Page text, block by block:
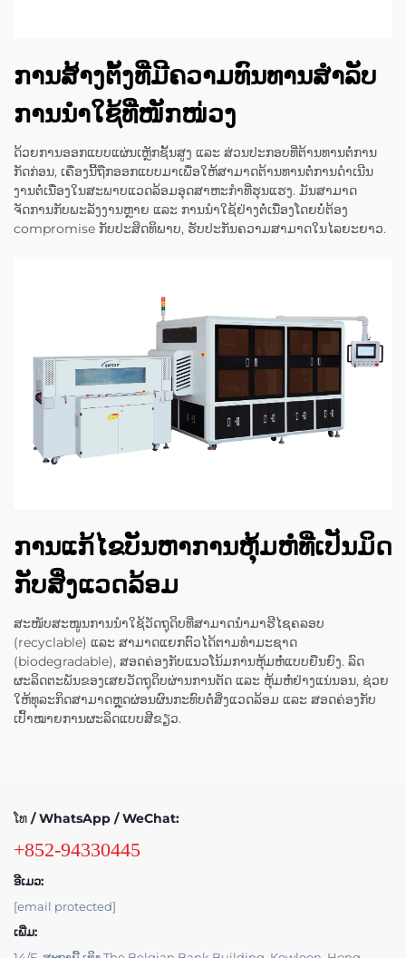
ການສ້າງຕັ້ງທີ່ມີຄວາມທົນທານສຳລັບ
ການນຳໃຊ້ທີ່ໜັກໜ່ວງ
ດ້ວຍການອອກແບບແຜ່ນເຫຼັກຊັ້ນສູງ ແລະ ສ່ວນປະກອບທີ່ຕ້ານທານຕໍ່ການ
ກັດກ່ອນ, ເຄື່ອງນີ້ຖືກອອກແບບມາເພື່ອໃຫ້ສາມາດຕ້ານທານຕໍ່ການດຳເນີນ
ງານຕໍ່ເນື່ອງໃນສະພາບແວດລ້ອມອຸດສາຫະກຳທີ່ຮຸນແຮງ. ມັນສາມາດ
ຈັດການກັບພະລັງງານຫຼາຍ ແລະ ການນຳໃຊ້ຢ່າງຕໍ່ເນື່ອງໂດຍບໍ່ຕ້ອງ
compromise ກັບປະສິດທິພາບ, ຮັບປະກັນຄວາມສາມາດໃນໄລຍະຍາວ.
ການແກ້ໄຂບັນຫາການຫຸ້ມຫໍ່ທີ່ເປັນມິດ
ກັບສິ່ງແວດລ້ອມ
ສະໜັບສະໜູນການນຳໃຊ້ວັດຖຸດິບທີ່ສາມາດນຳມາຮີໄຊຄລອບ
(recyclable) ແລະ ສາມາດແຍກຕົວໄດ້ຕາມທຳມະຊາດ
(biodegradable), ສອດຄ່ອງກັບແນວໂນ້ມການຫຸ້ມຫໍ່ແບບຍືນຍົງ. ລົດ
ຜະລິດຕະພັນຂອງເສຍວັດຖຸດິບຜ່ານການຕັດ ແລະ ຫຸ້ມຫໍ່ຢ່າງແນ່ນອນ, ຊ່ວຍ
ໃຫ້ທຸລະກິດສາມາດຫຼຸດຜ່ອນຜົນກະທົບຕໍ່ສິ່ງແວດລ້ອມ ແລະ ສອດຄ່ອງກັບ
ເປົ້າໝາຍການຜະລິດແບບສີຂຽວ.
ໂທ / WhatsApp / WeChat:
+852-94330445
ອີເມວ:
[email protected]
ເພີ່ມ: